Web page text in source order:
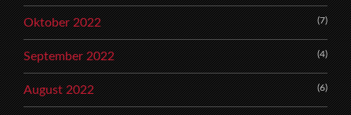
Oktober 2022 (7)
September 2022 (4)
August 2022 (6)